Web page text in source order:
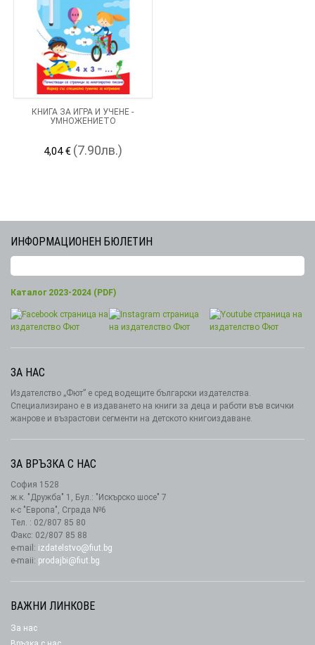
КНИГА ЗА ИГРА И УЧЕНЕ -
УМНОЖЕНИЕТО
4,04 € (7.90лв.)
ИНФОРМАЦИОНЕН БЮЛЕТИН
Каталог 2023-2024 (PDF)
ЗА НАС
Издателство „Фют” е сред водещите български издателства.
Специализирано е в издаването на книги за деца и работи във всички
жанрове и възрастови сегменти на детското книгоиздаване.
ЗА ВРЪЗКА С НАС
София 1528
ж.к. "Дружба" 1, Бул.: "Искърско шосе" 7
к-с "Европа", Сграда №6
Тел. : 02/807 85 80
Факс: 02/807 85 88
e-mail: izdatelstvo@fiut.bg
e-maii: prodajbi@fiut.bg
ВАЖНИ ЛИНКОВЕ
За нас